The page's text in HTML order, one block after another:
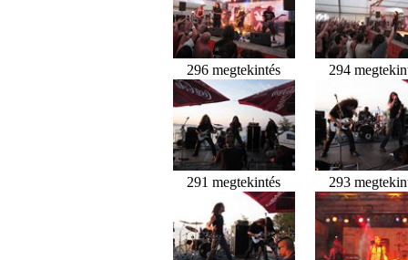
296 megtekintés 294
291 megtekintés 293